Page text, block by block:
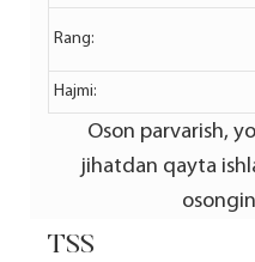
Rang:
Hajmi:
Oson parvarish,
jihatdan qayta
TSS